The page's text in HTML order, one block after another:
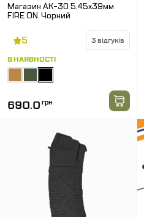
Магазин АК-30 5,45х39мм
FIRE ON. Чорний
5 3 відгуків
В НАЯВНОСТІ
690.0 грн